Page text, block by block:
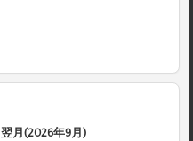
翌月(2026年9月)